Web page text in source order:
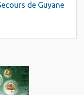
de Guyane